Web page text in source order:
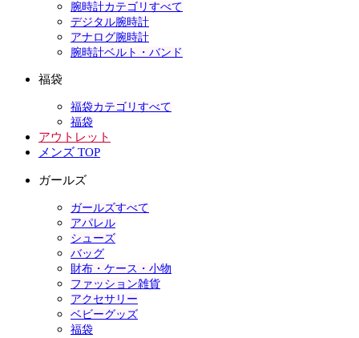
腕時計カテゴリすべて
デジタル腕時計
アナログ腕時計
腕時計ベルト・バンド
福袋
福袋カテゴリすべて
福袋
アウトレット
メンズ TOP
ガールズ
ガールズすべて
アパレル
シューズ
バッグ
財布・ケース・小物
ファッション雑貨
アクセサリー
ベビーグッズ
福袋